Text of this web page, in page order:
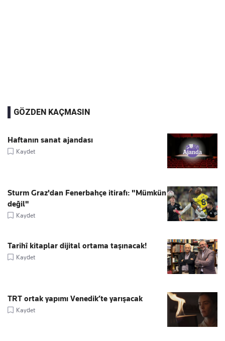
GÖZDEN KAÇMASIN
Haftanın sanat ajandası
Kaydet
Sturm Graz'dan Fenerbahçe itirafı: "Mümkün
değil"
Kaydet
Tarihî kitaplar dijital ortama taşınacak!
Kaydet
TRT ortak yapımı Venedik’te yarışacak
Kaydet